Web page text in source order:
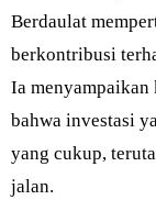
Berdaulat
berkontribusi
Ia menyampaikan
bahwa investasi
yang cukup,
jalan.